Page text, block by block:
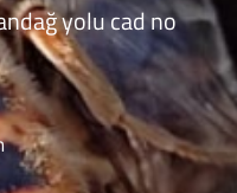
yolu cad no